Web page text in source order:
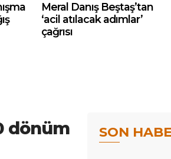
Meral Danış Beştaş’tan
‘acil atılacak adımlar’
çağrısı
dönüm
SON